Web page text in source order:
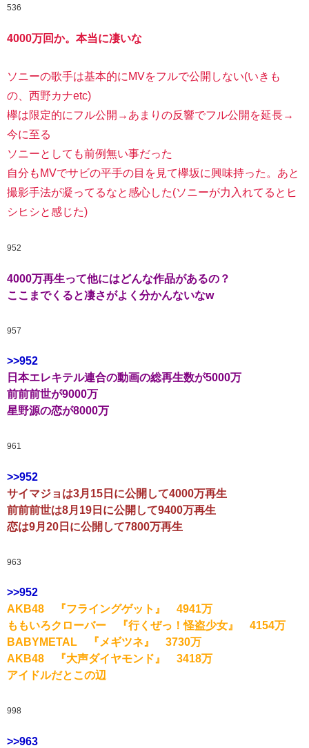
536
4000万回か。本当に凄いな
ソニーの歌手は基本的にMVをフルで公開しない(いきも
の、西野カナetc)
欅は限定的にフル公開→あまりの反響でフル公開を延長→
今に至る
ソニーとしても前例無い事だった
自分もMVでサビの平手の目を見て欅坂に興味持った。あと
撮影手法が凝ってるなと感心した(ソニーが力入れてるとヒ
シヒシと感じた)
952
4000万再生って他にはどんな作品があるの？
ここまでくると凄さがよく分かんないなw
957
>>952
日本エレキテル連合の動画の総再生数が5000万
前前前世が9000万
星野源の恋が8000万
961
>>952
サイマジョは3月15日に公開して4000万再生
前前前世は8月19日に公開して9400万再生
恋は9月20日に公開して7800万再生
963
>>952
AKB48 『フライングゲット』 4941万
ももいろクローバー 『行くぜっ！怪盗少女』 4154万
BABYMETAL 『メギツネ』 3730万
AKB48 『大声ダイヤモンド』 3418万
アイドルだとこの辺
998
>>963